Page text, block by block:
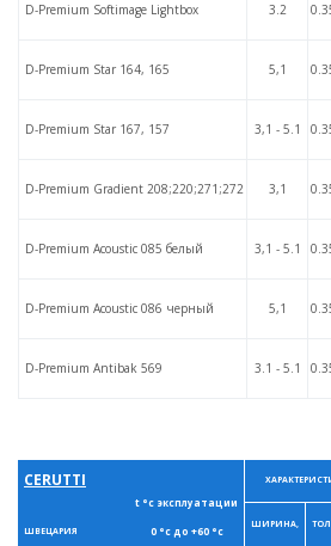
D-Premium Softimage Lightbox 3.2
D-Premium Star 164, 165 5,1
D-Premium Star 167, 157 3,1 - 5.1
D-Premium Gradient 208;220;271;272 3,1
D-Premium Acoustic 085 белый 3,1 - 5.1
D-Premium Acoustic 086 черный 5,1
D-Premium Antibak 569 3.1 - 5.1
CERUTTI
t °с эксплуатации
0 °с до +60 °с
ШВЕЦАРИЯ
ШИРИНА,